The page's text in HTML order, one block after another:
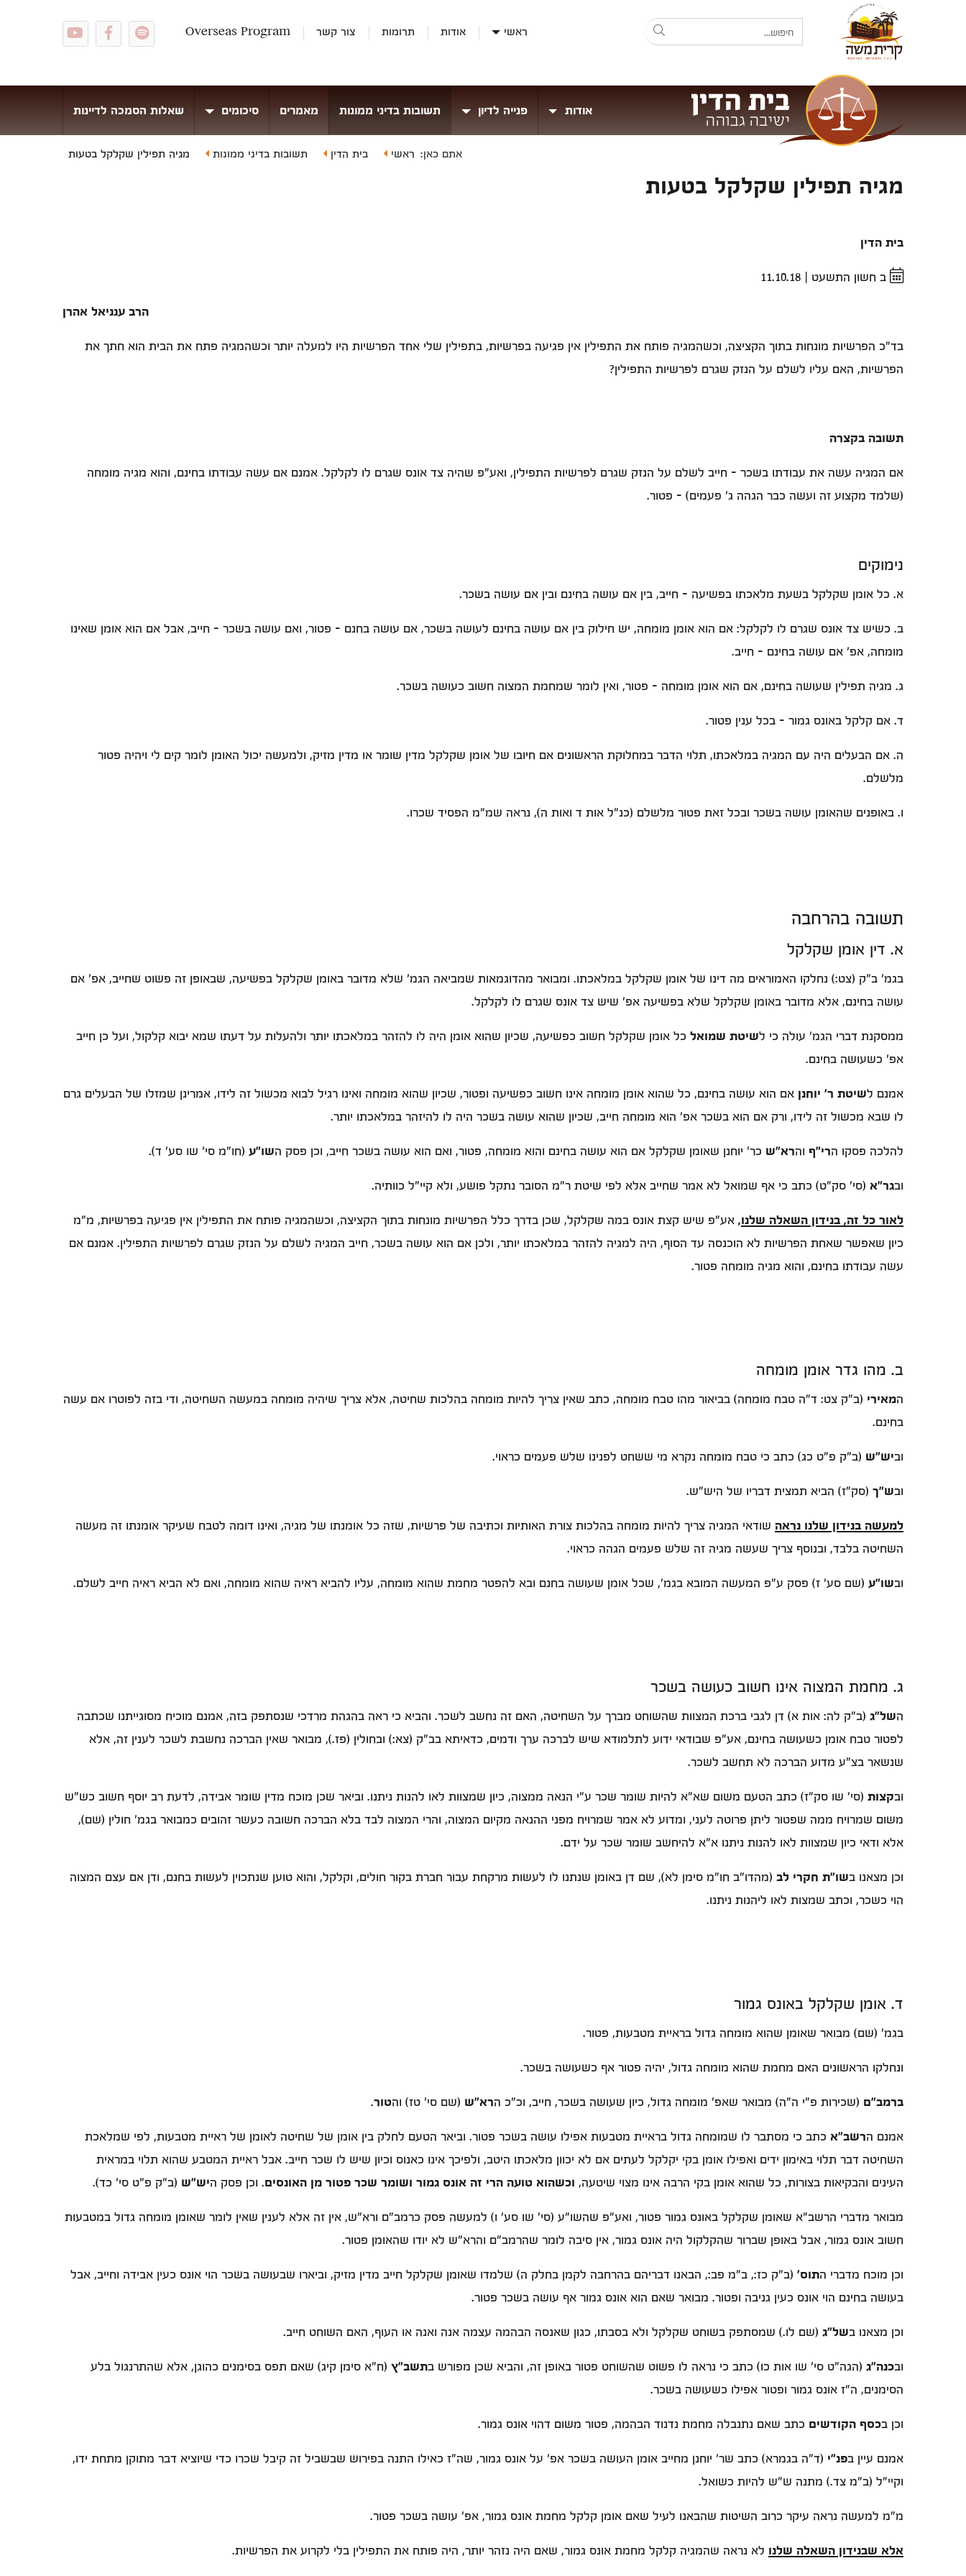
ראשי אודות תרומות צור קשר Overseas Program
אודות פנייה לדיון תשובות בדיני ממונות מאמרים סיכומים שאלות הסמכה לדיינות
אתם כאן: ראשי בית הדין תשובות בדיני ממונות מגיה תפילין שקלקל בטעות
מגיה תפילין שקלקל בטעות
בית הדין
ב חשון התשעט |
11.10.18
הרב ענניאל אהרן
בד"כ הפרשיות מונחות בתוך הקציצה, וכשהמגיה פותח את התפילין אין פגיעה בפרשיות, בתפילין שלי אחד הפרשיות היו למעלה יותר וכשהמגיה פתח את הבית הוא חתך את
הפרשיות, האם עליו לשלם על הנזק שגרם לפרשיות התפילין?
תשובה בקצרה
אם המגיה עשה את עבודתו בשכר - חייב לשלם על הנזק שגרם לפרשיות התפילין, ואע"פ שהיה צד אונס שגרם לו לקלקל. אמנם אם עשה עבודתו בחינם, והוא מגיה מומחה
(שלמד מקצוע זה ועשה כבר הגהה ג' פעמים) - פטור.
נימוקים
א. כל אומן שקלקל בשעת מלאכתו בפשיעה - חייב, בין אם עושה בחינם ובין אם עושה בשכר.
ב. כשיש צד אונס שגרם לו לקלקל: אם הוא אומן מומחה, יש חילוק בין אם עושה בחינם לעושה בשכר, אם עושה בחנם - פטור, ואם עושה בשכר - חייב, אבל אם הוא אומן שאינו
מומחה, אפ' אם עושה בחינם - חייב.
ג. מגיה תפילין שעושה בחינם, אם הוא אומן מומחה - פטור, ואין לומר שמחמת המצוה חשוב כעושה בשכר.
ד. אם קלקל באונס גמור - בכל ענין פטור.
ה. אם הבעלים היה עם המגיה במלאכתו, תלוי הדבר במחלוקת הראשונים אם חיובו של אומן שקלקל מדין שומר או מדין מזיק, ולמעשה יכול האומן לומר קים לי ויהיה פטור
מלשלם.
ו. באופנים שהאומן עושה בשכר ובכל זאת פטור מלשלם (כנ"ל אות ד ואות ה), נראה שמ"מ הפסיד שכרו.
תשובה בהרחבה
א. דין אומן שקלקל
בגמ' ב"ק (צט:) נחלקו האמוראים מה דינו של אומן שקלקל במלאכתו. ומבואר מהדוגמאות שמביאה הגמ' שלא מדובר באומן שקלקל בפשיעה, שבאופן זה פשוט שחייב, אפ' אם
עושה בחינם, אלא מדובר באומן שקלקל שלא בפשיעה אפ' שיש צד אונס שגרם לו לקלקל.
ממסקנת דברי הגמ' עולה כי לשיטת שמואל כל אומן שקלקל חשוב כפשיעה, שכיון שהוא אומן היה לו להזהר במלאכתו יותר ולהעלות על דעתו שמא יבוא קלקול, ועל כן חייב
אפ' כשעושה בחינם.
אמנם לשיטת ר' יוחנן אם הוא עושה בחינם, כל שהוא אומן מומחה אינו חשוב כפשיעה ופטור, שכיון שהוא מומחה ואינו רגיל לבוא מכשול זה לידו, אמרינן שמזלו של הבעלים גרם
לו שבא מכשול זה לידו, ורק אם הוא בשכר אפ' הוא מומחה חייב, שכיון שהוא עושה בשכר היה לו להיזהר במלאכתו יותר.
להלכה פסקו הרי"ף והרא"ש כר' יוחנן שאומן שקלקל אם הוא עושה בחינם והוא מומחה, פטור, ואם הוא עושה בשכר חייב, וכן פסק השו"ע (חו"מ סי' שו סע' ד).
ובגר"א (סי' סק"ט) כתב כי אף שמואל לא אמר שחייב אלא לפי שיטת ר"מ הסובר נתקל פושע, ולא קיי"ל כוותיה.
לאור כל זה, בנידון השאלה שלנו, אע"פ שיש קצת אונס במה שקלקל, שכן בדרך כלל הפרשיות מונחות בתוך הקציצה, וכשהמגיה פותח את התפילין אין פגיעה בפרשיות, מ"מ
כיון שאפשר שאחת הפרשיות לא הוכנסה עד הסוף, היה למגיה להזהר במלאכתו יותר, ולכן אם הוא עושה בשכר, חייב המגיה לשלם על הנזק שגרם לפרשיות התפילין. אמנם אם
עשה עבודתו בחינם, והוא מגיה מומחה פטור.
ב. מהו גדר אומן מומחה
המאירי (ב"ק צט: ד"ה טבח מומחה) בביאור מהו טבח מומחה, כתב שאין צריך להיות מומחה בהלכות שחיטה, אלא צריך שיהיה מומחה במעשה השחיטה, ודי בזה לפוטרו אם עשה
בחינם.
וביש"ש (ב"ק פ"ט כג) כתב כי טבח מומחה נקרא מי ששחט לפנינו שלש פעמים כראוי.
ובש"ך (סק"ז) הביא תמצית דבריו של היש"ש.
למעשה בנידון שלנו נראה שודאי המגיה צריך להיות מומחה בהלכות צורת האותיות וכתיבה של פרשיות, שזה כל אומנתו של מגיה, ואינו דומה לטבח שעיקר אומנתו זה מעשה
השחיטה בלבד, ובנוסף צריך שעשה מגיה זה שלש פעמים הגהה כראוי.
ובשו"ע (שם סע' ז) פסק ע"פ המעשה המובא בגמ', שכל אומן שעושה בחנם ובא להפטר מחמת שהוא מומחה, עליו להביא ראיה שהוא מומחה, ואם לא הביא ראיה חייב לשלם.
ג. מחמת המצוה אינו חשוב כעושה בשכר
השל"ג (ב"ק לה: אות א) דן לגבי ברכת המצוות שהשוחט מברך על השחיטה, האם זה נחשב לשכר. והביא כי ראה בהגהת מרדכי שנסתפק בזה, אמנם מוכיח מסוגייתנו שכתבה
לפטור טבח אומן כשעושה בחינם, אע"פ שבודאי ידוע לתלמודא שיש לברכה ערך ודמים, כדאיתא בב"ק (צא:) ובחולין (פז.), מבואר שאין הברכה נחשבת לשכר לענין זה, אלא
שנשאר בצ"ע מדוע הברכה לא תחשב לשכר.
ובקצות (סי' שו סק"ז) כתב הטעם משום שא"א להיות שומר שכר ע"י הנאה ממצוה, כיון שמצוות לאו להנות ניתנו. וביאר שכן מוכח מדין שומר אבידה, לדעת רב יוסף חשוב כש"ש
משום שמרויח ממה שפטור ליתן פרוטה לעני, ומדוע לא אמר שמרויח מפני ההנאה מקיום המצוה, והרי המצוה לבד בלא הברכה חשובה כעשר זהובים כמבואר בגמ' חולין (שם),
אלא ודאי כיון שמצוות לאו להנות ניתנו א"א להיחשב שומר שכר על ידם.
וכן מצאנו בשו"ת חקרי לב (מהדו"ב חו"מ סימן לא), שם דן באומן שנתנו לו לעשות מרקחת עבור חברת בקור חולים, וקלקל, והוא טוען שנתכוין לעשות בחנם, ודן אם עצם המצוה
הוי כשכר, וכתב שמצות לאו ליהנות ניתנו.
ד. אומן שקלקל באונס גמור
בגמ' (שם) מבואר שאומן שהוא מומחה גדול בראיית מטבעות, פטור.
ונחלקו הראשונים האם מחמת שהוא מומחה גדול, יהיה פטור אף כשעושה בשכר.
ברמב"ם (שכירות פ"י ה"ה) מבואר שאפ' מומחה גדול, כיון שעושה בשכר, חייב, וכ"כ הרא"ש (שם סי' טז) והטור.
אמנם הרשב"א כתב כי מסתבר לו שמומחה גדול בראיית מטבעות אפילו עושה בשכר פטור. וביאר הטעם לחלק בין אומן של שחיטה לאומן של ראיית מטבעות, לפי שמלאכת
השחיטה דבר תלוי באימון ידים ואפילו אומן בקי יקלקל לעתים אם לא יכוון מלאכתו היטב, ולפיכך אינו כאנוס וכיון שיש לו שכר חייב. אבל ראיית המטבע שהוא תלוי במראית
העינים והבקיאות בצורות, כל שהוא אומן בקי הרבה אינו מצוי שיטעה, וכשהוא טועה הרי זה אונס גמור ושומר שכר פטור מן האונסים. וכן פסק היש"ש (ב"ק פ"ט סי' כד).
מבואר מדברי הרשב"א שאומן שקלקל באונס גמור פטור, ואע"פ שהשו"ע (סי' שו סע' ו) למעשה פסק כרמב"ם ורא"ש, אין זה אלא לענין שאין לומר שאומן מומחה גדול במטבעות
חשוב אונס גמור, אבל באופן שברור שהקלקול היה אונס גמור, אין סיבה לומר שהרמב"ם והרא"ש לא יודו שהאומן פטור.
וכן מוכח מדברי התוס' (ב"ק כז:, ב"מ פב:, הבאנו דבריהם בהרחבה לקמן בחלק ה) שלמדו שאומן שקלקל חייב מדין מזיק, וביארו שבעושה בשכר הוי אונס כעין אבידה וחייב, אבל
בעושה בחינם הוי אונס כעין גניבה ופטור. מבואר שאם הוא אונס גמור אף עושה בשכר פטור.
וכן מצאנו בשל"ג (שם לו.) שמסתפק בשוחט שקלקל ולא בסבתו, כגון שאנסה הבהמה עצמה אנה ואנה או העוף, האם השוחט חייב.
ובכנה"ג (הגה"ט סי' שו אות כו) כתב כי נראה לו פשוט שהשוחט פטור באופן זה, והביא שכן מפורש בתשב"ץ (ח"א סימן קיג) שאם תפס בסימנים כהוגן, אלא שהתרנגול בלע
הסימנים, ה"ז אונס גמור ופטור אפילו כשעושה בשכר.
וכן בכסף הקודשים כתב שאם נתנבלה מחמת נדנוד הבהמה, פטור משום דהוי אונס גמור.
אמנם עיין בפנ"י (ד"ה בגמרא) כתב שר' יוחנן מחייב אומן העושה בשכר אפ' על אונס גמור, שה"ז כאילו התנה בפירוש שבשביל זה קיבל שכרו כדי שיוציא דבר מתוקן מתחת ידו,
וקיי"ל (ב"מ צד.) מתנה ש"ש להיות כשואל.
מ"מ למעשה נראה עיקר כרוב השיטות שהבאנו לעיל שאם אומן קלקל מחמת אונס גמור, אפ' עושה בשכר פטור.
אלא שבנידון השאלה שלנו לא נראה שהמגיה קלקל מחמת אונס גמור, שאם היה נזהר יותר, היה פותח את התפילין בלי לקרוע את הפרשיות.